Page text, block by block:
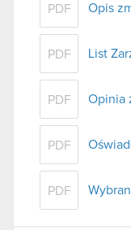
PDF Opis
PDF List
PDF Opinia
PDF
PDF